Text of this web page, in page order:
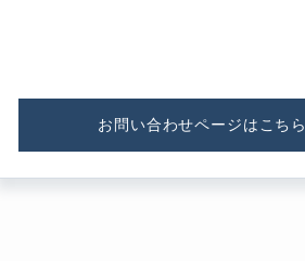
お問い合わせページはこちら